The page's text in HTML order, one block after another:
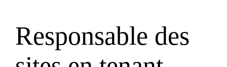
Responsable des